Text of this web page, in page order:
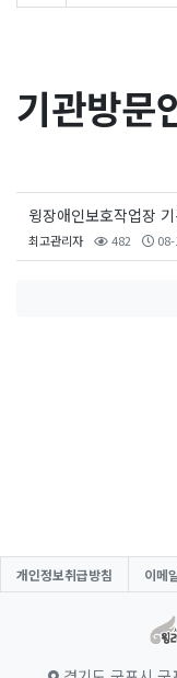
기관방문
윙장애인보호작업장
최고관리자 482 08-
개인정보취급방침 이메